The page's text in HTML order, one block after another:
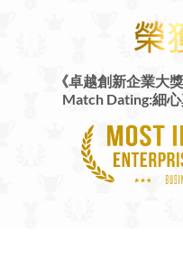
《卓越創新企業大
Match Dating:細